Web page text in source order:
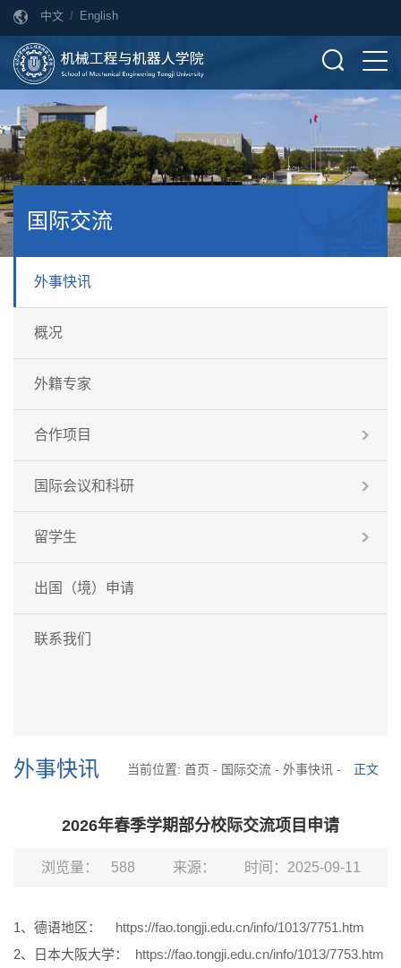
中文 / English
国际交流
外事快讯
概况
外籍专家
合作项目
国际会议和科研
留学生
出国（境）申请
联系我们
外事快讯 当前位置: 首页 - 国际交流 - 外事快讯 - 正文
2026年春季学期部分校际交流项目申请
浏览量： 588 来源： 时间：2025-09-11
1、德语地区： https://fao.tongji.edu.cn/info/1013/7751.htm
2、日本大阪大学： https://fao.tongji.edu.cn/info/1013/7753.htm